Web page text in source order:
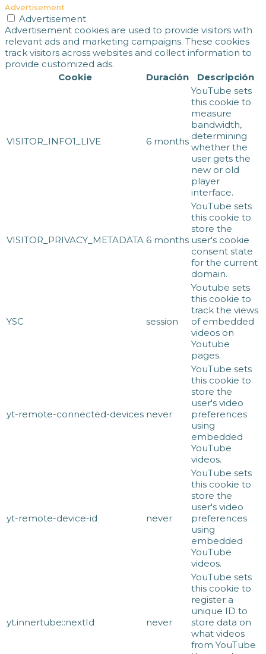
Advertisement
Advertisement
Advertisement cookies are used to provide visitors with
relevant ads and marketing campaigns. These cookies
track visitors across websites and collect information to
provide customized ads.
Cookie
Duración Descripción
VISITOR_INFO1_LIVE 6 months
YouTube sets
this cookie to
measure
bandwidth,
determining
whether the
user gets the
new or old
player
interface.
VISITOR_PRIVACY_METADATA 6 months
YouTube sets
this cookie to
store the
user's cookie
consent state
for the current
domain.
YSC session
Youtube sets
this cookie to
track the views
of embedded
videos on
Youtube
pages.
yt-remote-connected-devices never
YouTube sets
this cookie to
store the
user's video
preferences
using
embedded
YouTube
videos.
yt-remote-device-id never
YouTube sets
this cookie to
store the
user's video
preferences
using
embedded
YouTube
videos.
yt.innertube::nextId never
YouTube sets
this cookie to
register a
unique ID to
store data on
what videos
from YouTube